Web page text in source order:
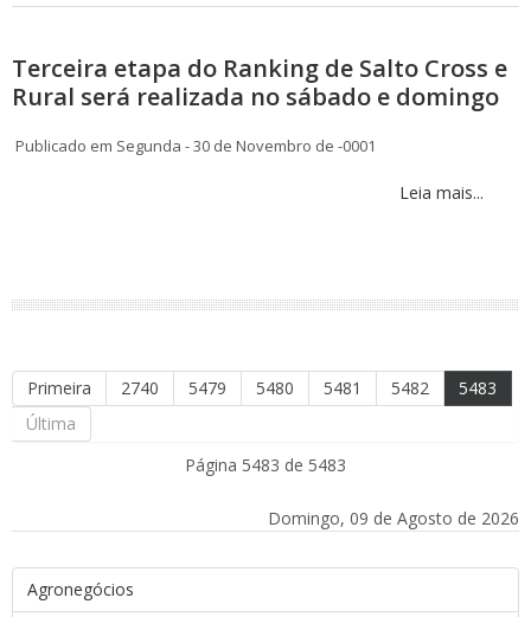
Terceira etapa do Ranking de Salto Cross e
Rural será realizada no sábado e domingo
Publicado em Segunda - 30 de Novembro de -0001
Leia mais...
Primeira 2740 5479 5480 5481 5482
5483
Última
Página 5483 de 5483
Domingo, 09 de Agosto de 2026
Agronegócios